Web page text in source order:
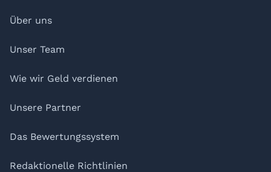
Über uns
Unser Team
Wie wir Geld verdienen
Unsere Partner
Das Bewertungssystem
Redaktionelle Richtlinien